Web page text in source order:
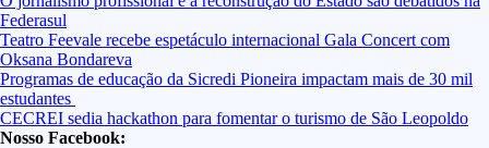
Federasul
Teatro Feevale recebe espetáculo internacional Gala Concert com
Oksana Bondareva
Programas de educação da Sicredi Pioneira impactam mais de 30 mil
estudantes
CECREI sedia hackathon para fomentar o turismo de São Leopoldo
Nosso Facebook: